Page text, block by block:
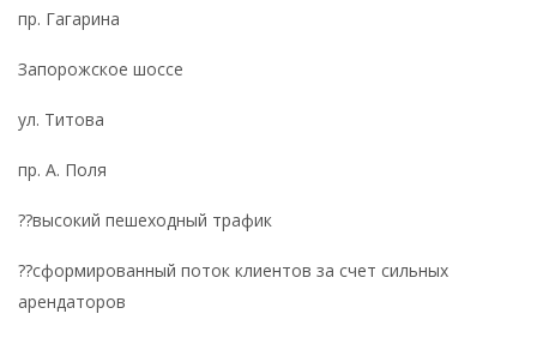
пр. Гагарина
Запорожское шоссе
ул. Титова
пр. А. Поля
??высокий пешеходный трафик
??сформированный поток клиентов за счет сильных
арендаторов